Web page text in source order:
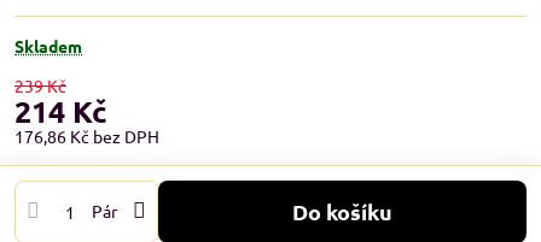
Skladem
239 Kč
214 Kč
176,86 Kč bez DPH
Pár Do košíku